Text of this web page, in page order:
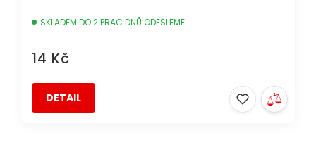
SKLADEM DO 2 PRAC.DNŮ ODEŠLEME
14 Kč
DETAIL